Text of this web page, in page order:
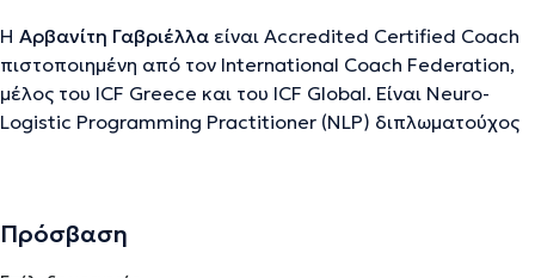
Η Αρβανίτη Γαβριέλλα είναι Accredited Certified Coach
πιστοποιημένη από τον International Coach Federation,
μέλος του ICF Greece και του ICF Global. Είναι Neuro-
Logistic Programming Practitioner (NLP) διπλωματούχος
Άσκησης και Μακροβιότητας από το Εθνικό και
Πρόσβαση